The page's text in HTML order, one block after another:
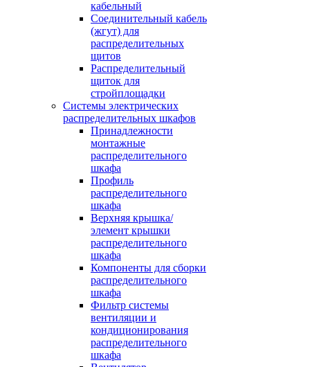
кабельный
Соединительный кабель
(жгут) для
распределительных
щитов
Распределительный
щиток для
стройплощадки
Системы электрических
распределительных шкафов
Принадлежности
монтажные
распределительного
шкафа
Профиль
распределительного
шкафа
Верхняя крышка/
элемент крышки
распределительного
шкафа
Компоненты для сборки
распределительного
шкафа
Фильтр системы
вентиляции и
кондиционирования
распределительного
шкафа